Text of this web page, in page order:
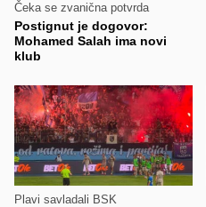
Čeka se zvanična potvrda
Postignut je dogovor:
Mohamed Salah ima novi
klub
Plavi savladali BSK